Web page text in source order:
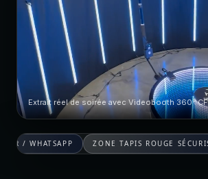
Extrait réel de soirée avec Videobooth 360°
ZONE TAPIS ROUGE SÉCURISÉE ANIMATEUR